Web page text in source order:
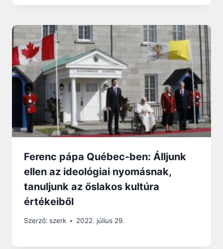
Ferenc pápa Québec-ben: Álljunk
ellen az ideológiai nyomásnak,
tanuljunk az őslakos kultúra
értékeiből
Szerző: szerk 2022. július 29.